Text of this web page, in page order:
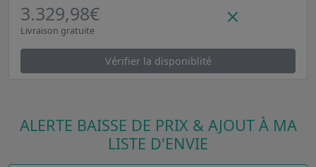
3.329,98€
Livraison gratuite
Vérifier la disponiblité
ALERTE BAISSE DE PRIX & AJOUT À MA
LISTE D'ENVIE